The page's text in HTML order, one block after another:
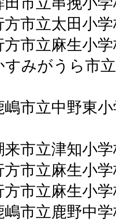
市立太田小学
市立麻生小学
みがうら市
市立中野東小
市立津知小学
市立麻生小学
市立麻生小学
市立鹿野中学